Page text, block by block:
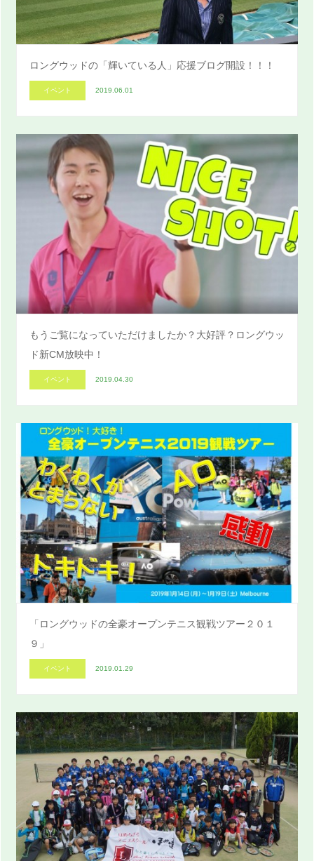
ロングウッドの「輝いている人」応援ブログ開設！！！
イベント 2019.06.01
もうご覧になっていただけましたか？大好評？ロングウッ
ド新CM放映中！
イベント 2019.04.30
「ロングウッドの全豪オープンテニス観戦ツアー２０１
９」
イベント 2019.01.29